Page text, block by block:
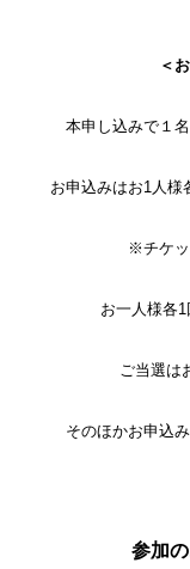
＜
本申し込みで１
お申込みはお1人様
※チケッ
お一人様各1
ご当選は
そのほかお申込
参加